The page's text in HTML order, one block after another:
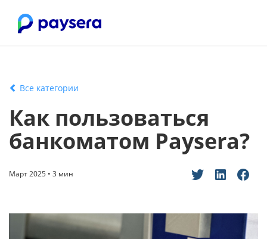
Все категории
Как пользоваться
банкоматом Paysera?
Март 2025 • 3 мин